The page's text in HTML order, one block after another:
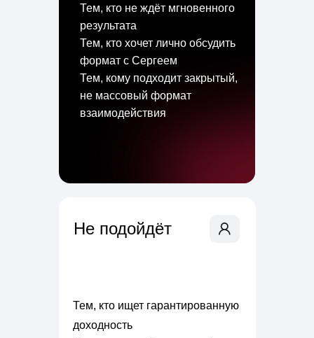
Не подойдёт
Тем, кто ищет гарантированную
доходность
Тем, кто не ждёт мгновенного
результата
Тем, кто хочет лично обсудить
формат с Сергеем
Тем, кому подходит закрытый,
не массовый формат
взаимодействия